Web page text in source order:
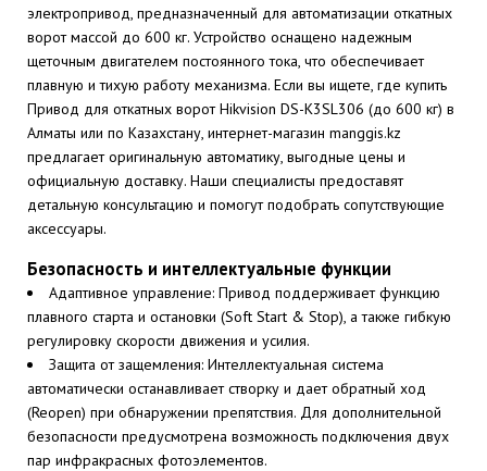
электропривод, предназначенный для автоматизации откатных
ворот массой до 600 кг. Устройство оснащено надежным
щеточным двигателем постоянного тока, что обеспечивает
плавную и тихую работу механизма. Если вы ищете, где купить
Привод для откатных ворот Hikvision DS-K3SL306 (до 600 кг) в
Алматы или по Казахстану, интернет-магазин manggis.kz
предлагает оригинальную автоматику, выгодные цены и
официальную доставку. Наши специалисты предоставят
детальную консультацию и помогут подобрать сопутствующие
аксессуары.
Безопасность и интеллектуальные функции
Адаптивное управление: Привод поддерживает функцию
плавного старта и остановки (Soft Start & Stop), а также гибкую
регулировку скорости движения и усилия.
Защита от защемления: Интеллектуальная система
автоматически останавливает створку и дает обратный ход
(Reopen) при обнаружении препятствия. Для дополнительной
безопасности предусмотрена возможность подключения двух
пар инфракрасных фотоэлементов.